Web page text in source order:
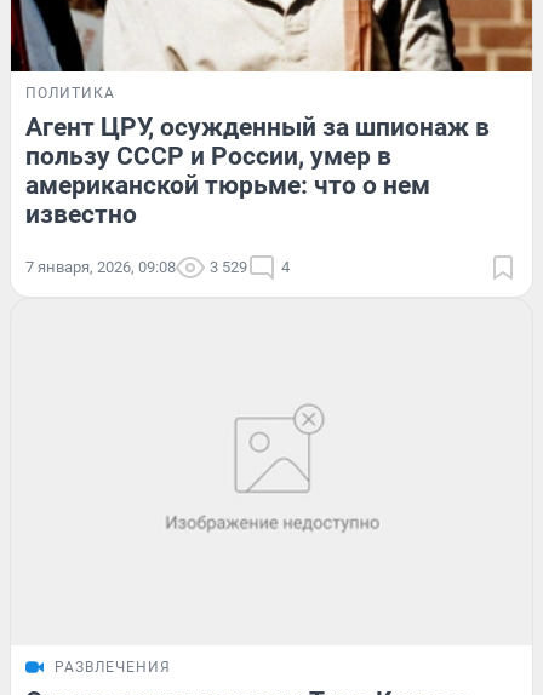
ПОЛИТИКА
Агент ЦРУ, осужденный за шпионаж в
пользу СССР и России, умер в
американской тюрьме: что о нем
известно
7 января, 2026, 09:08 3 529 4
РАЗВЛЕЧЕНИЯ